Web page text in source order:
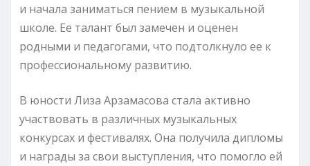
и начала заниматься пением в музыкальной
школе. Ее талант был замечен и оценен
родными и педагогами, что подтолкнуло ее к
профессиональному развитию.
В юности Лиза Арзамасова стала активно
участвовать в различных музыкальных
конкурсах и фестивалях. Она получила дипломы
и награды за свои выступления, что помогло ей